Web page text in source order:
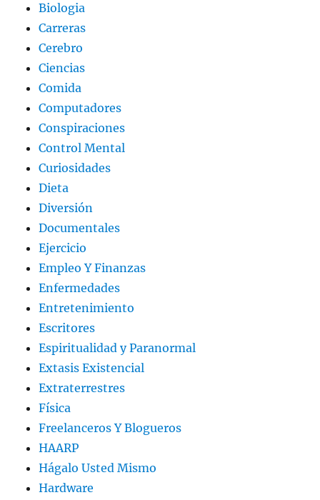
Biologia
Carreras
Cerebro
Ciencias
Comida
Computadores
Conspiraciones
Control Mental
Curiosidades
Dieta
Diversión
Documentales
Ejercicio
Empleo Y Finanzas
Enfermedades
Entretenimiento
Escritores
Espiritualidad y Paranormal
Extasis Existencial
Extraterrestres
Física
Freelanceros Y Blogueros
HAARP
Hágalo Usted Mismo
Hardware